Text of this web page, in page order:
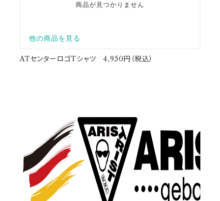
ATセンターロゴTシャツ 4,950円（税込）